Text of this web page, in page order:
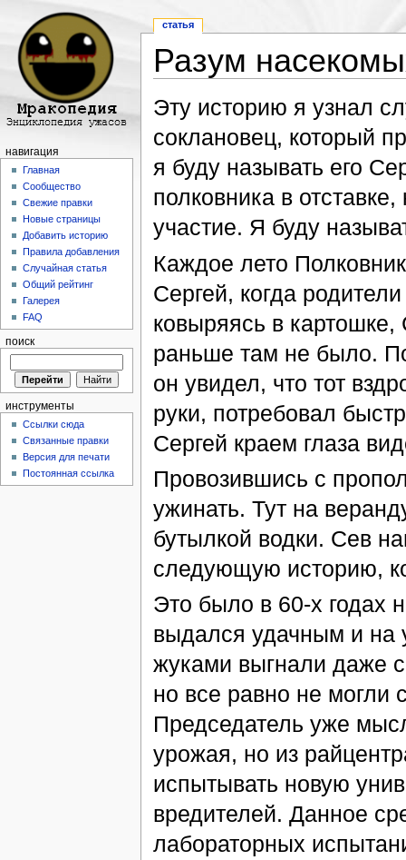
Разум
Эту историю я узнал
соклановец, который
я буду называть его
полковника в
участие. Я буду
Каждое лето
Сергей, когда
ковыряясь в
раньше там не было.
он увидел, что тот
руки, потребовал
Сергей краем глаза
Провозившись с
ужинать. Тут на
бутылкой водки. Сев
следующую историю,
Это было в 60-х годах
выдался удачным и на
жуками выгнали даже
но все равно не могли
Председатель уже
урожая, но из
испытывать новую
вредителей. Данное
лабораторных
статья
навигация
Главная
Сообщество
Свежие правки
Новые страницы
Добавить историю
Правила добавления
Случайная статья
Общий рейтинг
Галерея
FAQ
поиск
инструменты
Ссылки сюда
Связанные правки
Версия для печати
Постоянная ссылка